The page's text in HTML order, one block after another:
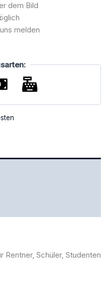
dem Bild
melden
Schüler, Studenten